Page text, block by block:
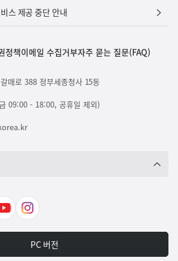
스 제공 중단 안내
정책이메일 수집거부자주 묻는 질문(FAQ)
매로 388 정부세종청사 15동
09:00 - 18:00, 공휴일 제외)
유
바
인
타
그
PC 버전